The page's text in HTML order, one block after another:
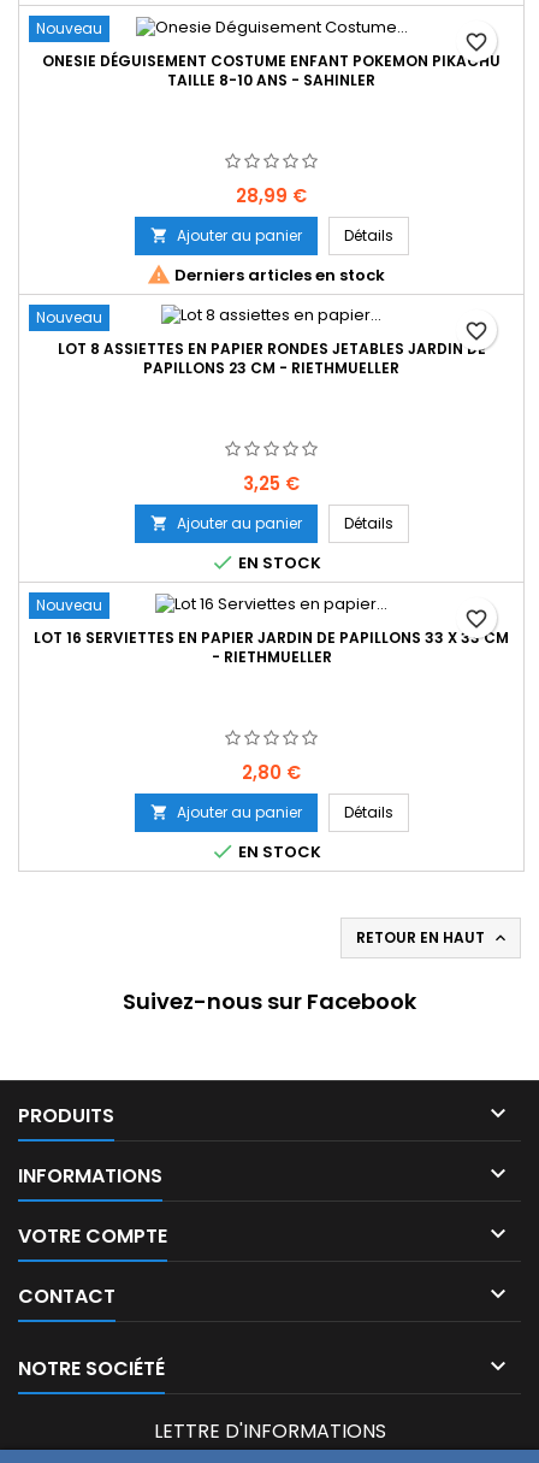
Nouveau
ONESIE DÉGUISEMENT COSTUME ENFANT POKEMON PIKACHU
TAILLE 8-10 ANS - SAHINLER
Prix
28,99 €
 Ajouter au panier Détails
 Derniers articles en stock
favorite_border
Nouveau
LOT 8 ASSIETTES EN PAPIER RONDES JETABLES JARDIN DE
PAPILLONS 23 CM - RIETHMUELLER
Prix
3,25 €
 Ajouter au panier Détails
 EN STOCK
favorite_border
Nouveau
LOT 16 SERVIETTES EN PAPIER JARDIN DE PAPILLONS 33 X 33 CM
- RIETHMUELLER
Prix
2,80 €
 Ajouter au panier Détails
 EN STOCK
favorite_border
RETOUR EN HAUT 
Suivez-nous sur Facebook
PRODUITS 
INFORMATIONS 
VOTRE COMPTE 
CONTACT 
NOTRE SOCIÉTÉ 
LETTRE D'INFORMATIONS